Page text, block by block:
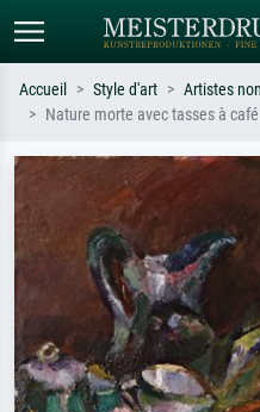
Recherchez par artiste, titre ou style –
ex. Monet, Nuit étoilée,
impressionnisme, vague de Hokusai,
Accueil Style d'art Artistes
Nature morte avec tasses à café